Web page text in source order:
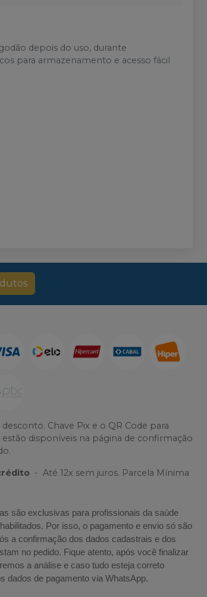
depois do uso, durante
para armazenamento e acesso fácil
desconto. Chave Pix e o QR Code para
disponíveis na página de confirmação
- Até 12x sem juros. Parcela Mínima
são exclusivas para profissionais da saúde
Por isso, o pagamento e envio só são
a confirmação dos dados cadastrais e dos
no pedido. Fique atento, após você finalizar
a análise e caso tudo esteja correto
dados de pagamento via WhatsApp.